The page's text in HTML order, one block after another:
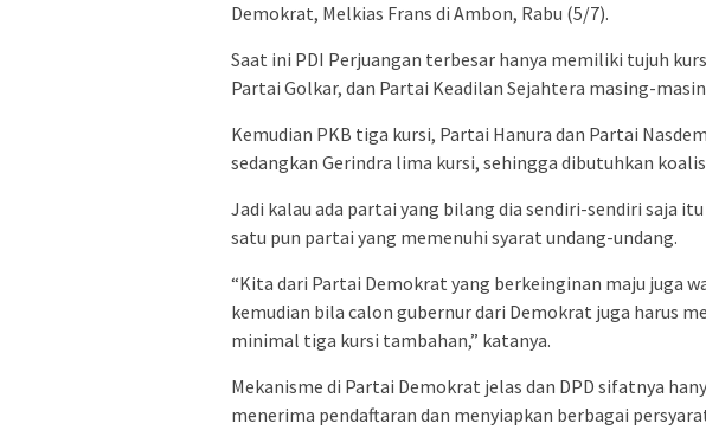
Demokrat, Melkias Frans di Ambon, Rabu (5/7).
Saat ini PDI Perjuangan terbesar hanya memiliki tujuh
Partai Golkar, dan Partai Keadilan Sejahtera masing-
Kemudian PKB tiga kursi, Partai Hanura dan Partai
sedangkan Gerindra lima kursi, sehingga dibutuhkan
Jadi kalau ada partai yang bilang dia sendiri-sendiri saja
satu pun partai yang memenuhi syarat undang-undang.
“Kita dari Partai Demokrat yang berkeinginan maju juga
kemudian bila calon gubernur dari Demokrat juga harus
minimal tiga kursi tambahan,” katanya.
Mekanisme di Partai Demokrat jelas dan DPD sifatnya
menerima pendaftaran dan menyiapkan berbagai